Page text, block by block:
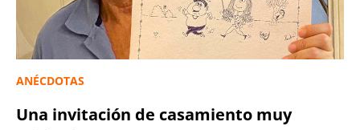
ANÉCDOTAS
Una invitación de casamiento muy